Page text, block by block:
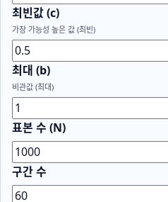
최빈값 (c)
가장 가능성 높은 값 (최빈)
최대 (b)
비관값 (최대)
표본 수 (N)
구간 수